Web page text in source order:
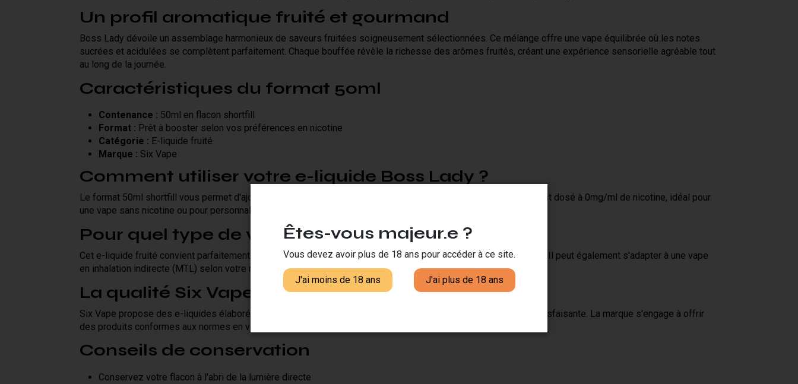
Un profil aromatique fruité et gourmand
Boss Lady dévoile un assemblage harmonieux de saveurs fruitées soigneusement sélectionnées. Ce mélange offre une vape équilibrée où les notes
sucrées et acidulées se complètent parfaitement. Chaque bouffée révèle la richesse des arômes fruités, créant une expérience sensorielle agréable tout
au long de la journée.
Caractéristiques du format 50ml
Contenance : 50ml en flacon shortfill
Format : Prêt à booster selon vos préférences en nicotine
Catégorie : E-liquide fruité
Marque : Six Vape
Comment utiliser votre e-liquide Boss Lady ?
Le format 50ml shortfill vous permet d'ajouter un booster de nicotine selon vos besoins. Sans ajout, l'e-liquide est dosé à 0mg/ml de nicotine, idéal pour
une vape sans nicotine ou pour personnaliser votre dosage.
Pour quel type de vape ?
Cet e-liquide fruité convient parfaitement à une utilisation en inhalation directe (DL) grâce à son format généreux. Il peut également s'adapter à une vape
en inhalation indirecte (MTL) selon votre matériel et vos préférences personnelles.
La qualité Six Vape
Six Vape propose des e-liquides élaborés avec des arômes de qualité pour garantir une expérience de vape satisfaisante. La marque s'engage à offrir
des produits conformes aux normes en vigueur pour le marché européen.
Conseils de conservation
Conservez votre flacon à l'abri de la lumière directe
Êtes-vous majeur.e ?
Vous devez avoir plus de 18 ans pour accéder à ce site.
J'ai moins de 18 ans J'ai plus de 18 ans